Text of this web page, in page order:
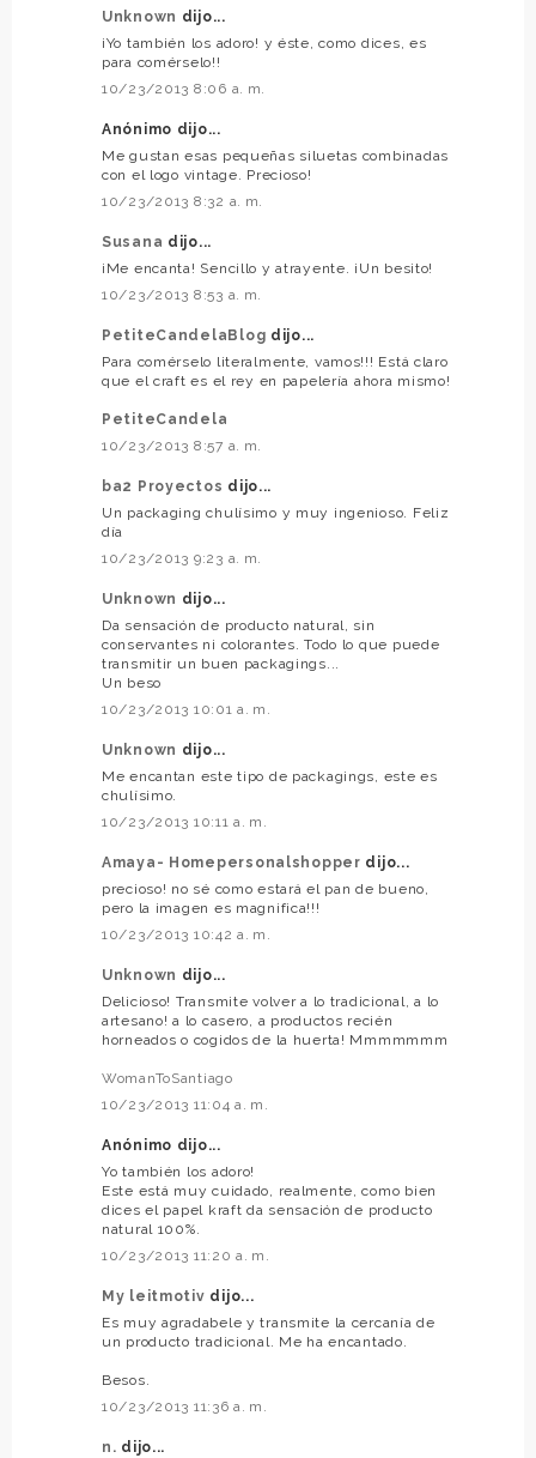
Unknown dijo...
¡Yo también los adoro! y éste, como dices, es
para comérselo!!
10/23/2013 8:06 a. m.
Anónimo dijo...
Me gustan esas pequeñas siluetas combinadas
con el logo vintage. Precioso!
10/23/2013 8:32 a. m.
Susana dijo...
¡Me encanta! Sencillo y atrayente. ¡Un besito!
10/23/2013 8:53 a. m.
PetiteCandelaBlog dijo...
Para comérselo literalmente, vamos!!! Está claro
que el craft es el rey en papelería ahora mismo!
PetiteCandela
10/23/2013 8:57 a. m.
ba2 Proyectos dijo...
Un packaging chulísimo y muy ingenioso. Feliz
día
10/23/2013 9:23 a. m.
Unknown dijo...
Da sensación de producto natural, sin
conservantes ni colorantes. Todo lo que puede
transmitir un buen packagings...
Un beso
10/23/2013 10:01 a. m.
Unknown dijo...
Me encantan este tipo de packagings, este es
chulísimo.
10/23/2013 10:11 a. m.
Amaya- Homepersonalshopper dijo...
precioso! no sé como estará el pan de bueno,
pero la imagen es magnifica!!!
10/23/2013 10:42 a. m.
Unknown dijo...
Delicioso! Transmite volver a lo tradicional, a lo
artesano! a lo casero, a productos recién
horneados o cogidos de la huerta! Mmmmmmm
WomanToSantiago
10/23/2013 11:04 a. m.
Anónimo dijo...
Yo también los adoro!
Este está muy cuidado, realmente, como bien
dices el papel kraft da sensación de producto
natural 100%.
10/23/2013 11:20 a. m.
My leitmotiv dijo...
Es muy agradabele y transmite la cercanía de
un producto tradicional. Me ha encantado.
Besos.
10/23/2013 11:36 a. m.
n. dijo...